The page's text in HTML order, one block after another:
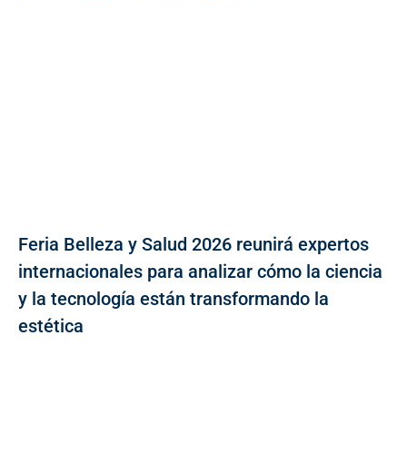
Feria Belleza y Salud 2026 reunirá expertos
internacionales para analizar cómo la ciencia
y la tecnología están transformando la
estética